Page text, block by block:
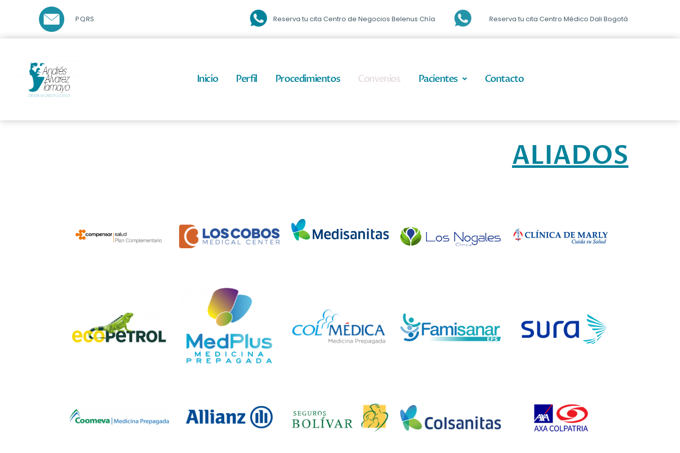
Reserva tu cita Centro de Negocios Belenus Chía Reserva tu cita Centro Médico Dali Bogotá
PQRS
Inicio Perfil Procedimientos Convenios Pacientes Contacto
ALIADOS